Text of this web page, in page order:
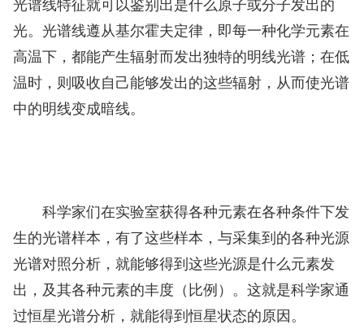
光谱线特征就可以鉴别出是什么原子或分子发出的
光。光谱线遵从基尔霍夫定律，即每一种化学元素在
高温下，都能产生辐射而发出独特的明线光谱；在低
温时，则吸收自己能够发出的这些辐射，从而使光谱
中的明线变成暗线。
科学家们在实验室获得各种元素在各种条件下发
生的光谱样本，有了这些样本，与采集到的各种光源
光谱对照分析，就能够得到这些光源是什么元素发
出，及其各种元素的丰度（比例）。这就是科学家通
过恒星光谱分析，就能得到恒星状态的原因。